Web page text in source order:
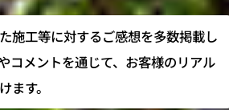
施工等に対するご感想を多数掲載し
コメントを通じて、お客様のリアル
ます。